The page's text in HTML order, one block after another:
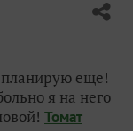
планирую еще!
я на него
Томат